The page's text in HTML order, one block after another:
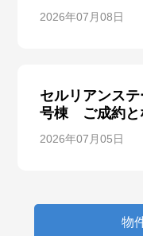
2026年07月08日
セルリアンス
号棟 ご成約と
2026年07月05日
物